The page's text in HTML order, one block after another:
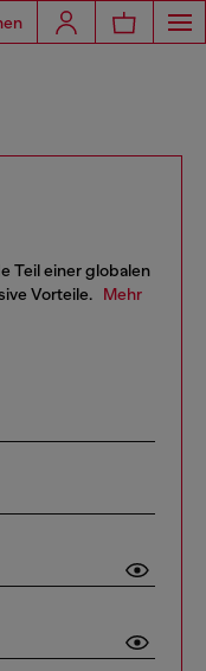
Teil einer globalen
Vorteile.
Mehr
Bestellung